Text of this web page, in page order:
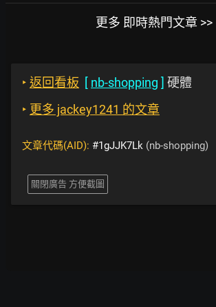
更多 即時熱門文章 >>
‣ 返回看板 [ nb-shopping ] 硬體
‣ 更多 jackey1241 的文章
文章代碼(AID): #1gJJK7Lk (nb-shopping)
關閉廣告 方便截圖